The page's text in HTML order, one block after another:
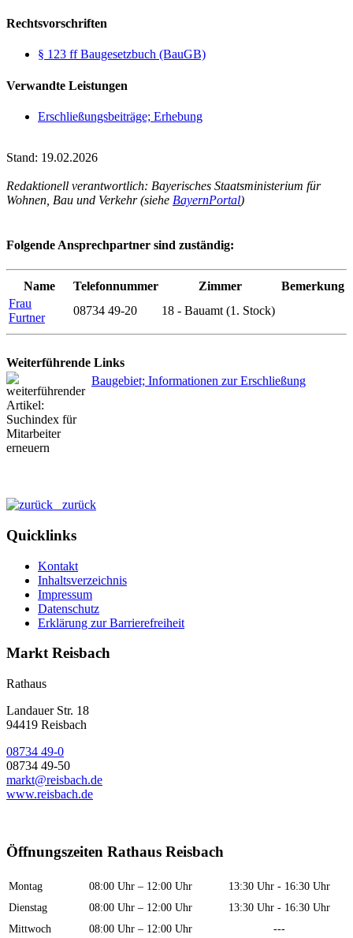
Rechtsvorschriften
§ 123 ff Baugesetzbuch (BauGB)
Verwandte Leistungen
Erschließungsbeiträge; Erhebung
Stand: 19.02.2026
Redaktionell verantwortlich: Bayerisches Staatsministerium für
Wohnen, Bau und Verkehr (siehe BayernPortal)
Folgende Ansprechpartner sind zuständig:
Name Telefonnummer Zimmer
Bemerkung
Frau
Furtner
08734 49-20 18 - Bauamt (1. Stock)
Weiterführende Links
Baugebiet; Informationen zur Erschließung
zurück
Quicklinks
Kontakt
Inhaltsverzeichnis
Impressum
Datenschutz
Erklärung zur Barrierefreiheit
Markt Reisbach
Rathaus
Landauer Str. 18
94419 Reisbach
08734 49-0
08734 49-50
markt@reisbach.de
www.reisbach.de
Öffnungszeiten Rathaus Reisbach
Montag 08:00 Uhr – 12:00 Uhr
13:30 Uhr - 16:30 Uhr
Dienstag
08:00 Uhr – 12:00 Uhr
13:30 Uhr - 16:30 Uhr
Mittwoch
08:00 Uhr – 12:00 Uhr ---